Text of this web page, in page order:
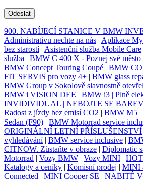
Odeslat
900. NABÍJECÍ STANICE V BMW
Administrativu nechte na nás | Aplikace
bez starostí| Asistenční služba Mobile Care
služba | BMW C 400 X - Poznej své město
BMW Concept Touring Coupé | BMW
FIT SERVIS pro vozy 4+ | BMW glass
BMW Group v Sokolově slavnostně
BMW i VISION DEE | BMW i3 | Plně
INVIDIVIDUAL | NEBOJTE SE
Radost z jízdy bez emisí CO2 | BMW M5 |
Sedan (F90) | BMW Motorrad service
ORIGINÁLNÍ LETNÍ PŘÍSLUŠENSTVÍ
vyhledávání| BMW service inclusive |
CITNOW. Zůstaňte v obraze | Diplomatic
Motorrad | Vozy BMW | Vozy MINI |
Katalogy a ceníky | Komisní prodej | MINI
Connected | MINI Cooper SE | NABITÉ